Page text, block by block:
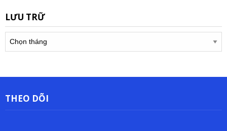
LƯU TRỮ
Lưu
THEO DÕI